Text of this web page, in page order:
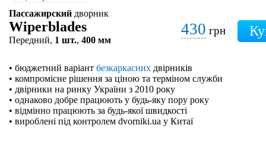
Пассажирский дворник
Wiperblades
Передний, 1 шт., 400 мм
430 грн
• бюджетний варіант безкаркасних двірників
• компромісне рішення за ціною та терміном служби
• двірники на ринку України з 2010 року
• однаково добре працюють у будь-яку пору року
• відмінно працюють за будь-якої швидкості
• вироблені під контролем dvorniki.ua у Китаї